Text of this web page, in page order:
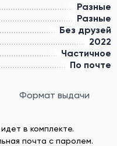
Разные
Разные
Без друзей
2022
Частичное
По почте
Формат выдачи
в комплекте.
почта с паролем.